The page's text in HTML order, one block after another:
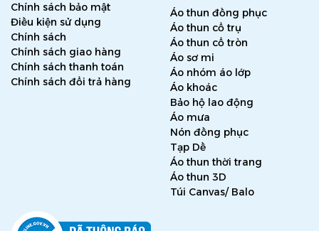
Chính sách bảo mật
Điều kiện sử dụng
Chính sách
Chính sách giao hàng
Chính sách thanh toán
Chính sách đổi trả hàng
Áo thun đồng phục
Áo thun cổ trụ
Áo thun cổ tròn
Áo sơ mi
Áo nhóm áo lớp
Áo khoác
Bảo hộ lao động
Áo mưa
Nón đồng phục
Tạp Dề
Áo thun thời trang
Áo thun 3D
Túi Canvas/ Balo